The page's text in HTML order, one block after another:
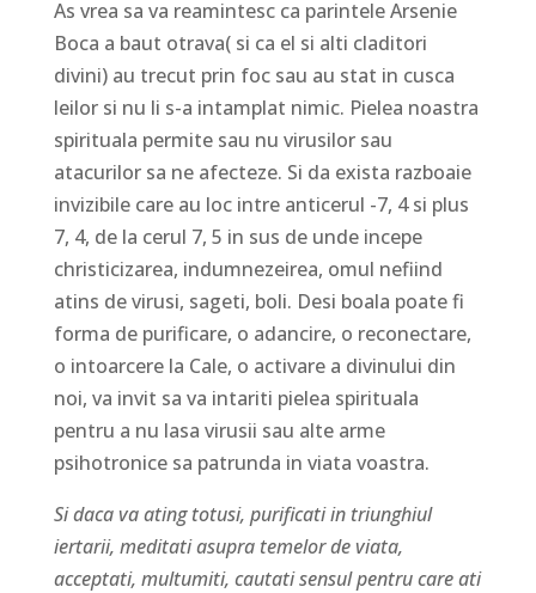
As vrea sa va reamintesc ca parintele Arsenie
Boca a baut otrava( si ca el si alti claditori
divini) au trecut prin foc sau au stat in cusca
leilor si nu li s-a intamplat nimic. Pielea noastra
spirituala permite sau nu virusilor sau
atacurilor sa ne afecteze. Si da exista razboaie
invizibile care au loc intre anticerul -7, 4 si plus
7, 4, de la cerul 7, 5 in sus de unde incepe
christicizarea, indumnezeirea, omul nefiind
atins de virusi, sageti, boli. Desi boala poate fi
forma de purificare, o adancire, o reconectare,
o intoarcere la Cale, o activare a divinului din
noi, va invit sa va intariti pielea spirituala
pentru a nu lasa virusii sau alte arme
psihotronice sa patrunda in viata voastra.
Si daca va ating totusi, purificati in triunghiul
iertarii, meditati asupra temelor de viata,
acceptati, multumiti, cautati sensul pentru care ati